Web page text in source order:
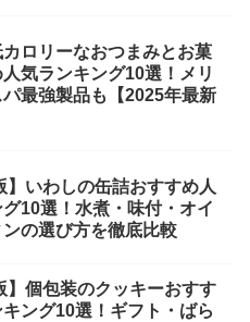
カロリーなおつまみとお菓
気ランキング10選！メリ
パ最強製品も【2025年最新
】いわしの缶詰おすすめ人
10選！水煮・味付・オイ
の選び方を徹底比較
】個包装のクッキーおすす
ング10選！ギフト・ばら